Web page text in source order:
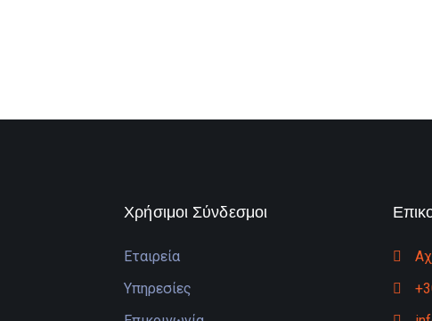
Χρήσιμοι Σύνδεσμοι
Εταιρεία
Υπηρεσίες